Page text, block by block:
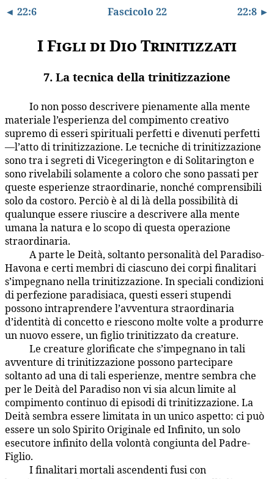
◄ 22:6 Fascicolo 22 22:8 ►
I Figli di Dio Trinitizzati
7. La tecnica della trinitizzazione
Io non posso descrivere pienamente alla mente
materiale l’esperienza del compimento creativo
supremo di esseri spirituali perfetti e divenuti perfetti
—l’atto di trinitizzazione. Le tecniche di trinitizzazione
sono tra i segreti di Vicegerington e di Solitarington e
sono rivelabili solamente a coloro che sono passati per
queste esperienze straordinarie, nonché comprensibili
solo da costoro. Perciò è al di là della possibilità di
qualunque essere riuscire a descrivere alla mente
umana la natura e lo scopo di questa operazione
straordinaria.
A parte le Deità, soltanto personalità del Paradiso-
Havona e certi membri di ciascuno dei corpi finalitari
s’impegnano nella trinitizzazione. In speciali condizioni
di perfezione paradisiaca, questi esseri stupendi
possono intraprendere l’avventura straordinaria
d’identità di concetto e riescono molte volte a produrre
un nuovo essere, un figlio trinitizzato da creature.
Le creature glorificate che s’impegnano in tali
avventure di trinitizzazione possono partecipare
soltanto ad una di tali esperienze, mentre sembra che
per le Deità del Paradiso non vi sia alcun limite al
compimento continuo di episodi di trinitizzazione. La
Deità sembra essere limitata in un unico aspetto: ci può
essere un solo Spirito Originale ed Infinito, un solo
esecutore infinito della volontà congiunta del Padre-
Figlio.
I finalitari mortali ascendenti fusi con